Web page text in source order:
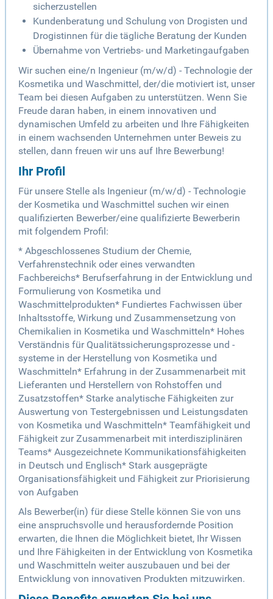
sicherzustellen
Kundenberatung und Schulung von Drogisten und
Drogistinnen für die tägliche Beratung der Kunden
Übernahme von Vertriebs- und Marketingaufgaben
Wir suchen eine/n Ingenieur (m/w/d) - Technologie der
Kosmetika und Waschmittel, der/die motiviert ist, unser
Team bei diesen Aufgaben zu unterstützen. Wenn Sie
Freude daran haben, in einem innovativen und
dynamischen Umfeld zu arbeiten und Ihre Fähigkeiten
in einem wachsenden Unternehmen unter Beweis zu
stellen, dann freuen wir uns auf Ihre Bewerbung!
Ihr Profil
Für unsere Stelle als Ingenieur (m/w/d) - Technologie
der Kosmetika und Waschmittel suchen wir einen
qualifizierten Bewerber/eine qualifizierte Bewerberin
mit folgendem Profil:
* Abgeschlossenes Studium der Chemie,
Verfahrenstechnik oder eines verwandten
Fachbereichs* Berufserfahrung in der Entwicklung und
Formulierung von Kosmetika und
Waschmittelprodukten* Fundiertes Fachwissen über
Inhaltsstoffe, Wirkung und Zusammensetzung von
Chemikalien in Kosmetika und Waschmitteln* Hohes
Verständnis für Qualitätssicherungsprozesse und -
systeme in der Herstellung von Kosmetika und
Waschmitteln* Erfahrung in der Zusammenarbeit mit
Lieferanten und Herstellern von Rohstoffen und
Zusatzstoffen* Starke analytische Fähigkeiten zur
Auswertung von Testergebnissen und Leistungsdaten
von Kosmetika und Waschmitteln* Teamfähigkeit und
Fähigkeit zur Zusammenarbeit mit interdisziplinären
Teams* Ausgezeichnete Kommunikationsfähigkeiten
in Deutsch und Englisch* Stark ausgeprägte
Organisationsfähigkeit und Fähigkeit zur Priorisierung
von Aufgaben
Als Bewerber(in) für diese Stelle können Sie von uns
eine anspruchsvolle und herausfordernde Position
erwarten, die Ihnen die Möglichkeit bietet, Ihr Wissen
und Ihre Fähigkeiten in der Entwicklung von Kosmetika
und Waschmitteln weiter auszubauen und bei der
Entwicklung von innovativen Produkten mitzuwirken.